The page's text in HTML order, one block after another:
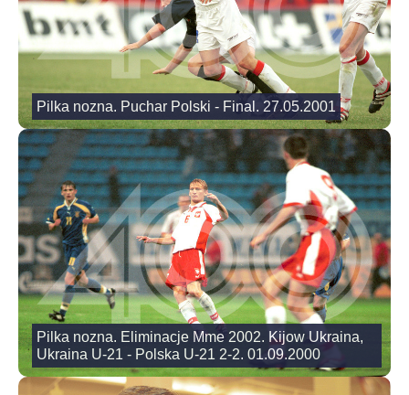
Pilka nozna. Puchar Polski - Final. 27.05.2001
Pilka nozna. Eliminacje Mme 2002. Kijow Ukraina,
Ukraina U-21 - Polska U-21 2-2. 01.09.2000